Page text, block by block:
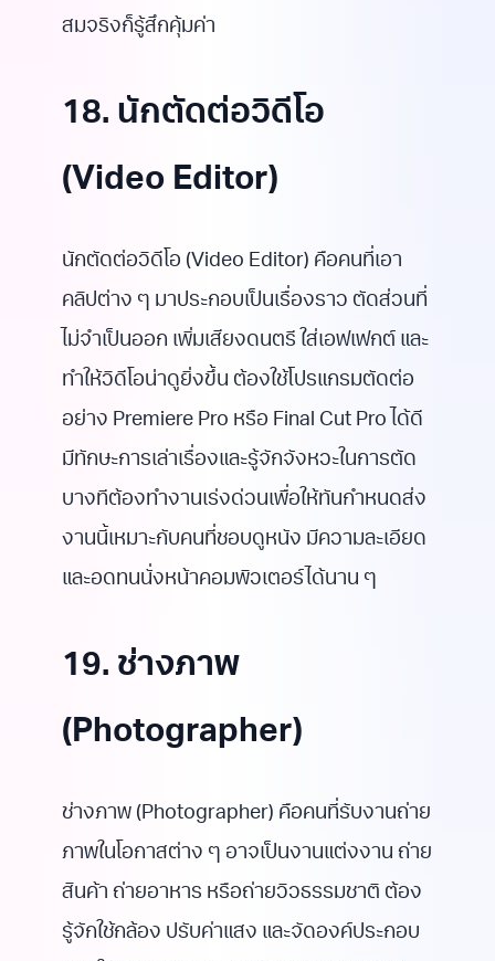
สมจริงก็รู้สึกคุ้มค่า
18. นักตัดต่อวิดีโอ
(Video Editor)
นักตัดต่อวิดีโอ (Video Editor) คือคนที่เอา
คลิปต่าง ๆ มาประกอบเป็นเรื่องราว ตัดส่วนที่
ไม่จำเป็นออก เพิ่มเสียงดนตรี ใส่เอฟเฟกต์ และ
ทำให้วิดีโอน่าดูยิ่งขึ้น ต้องใช้โปรแกรมตัดต่อ
อย่าง Premiere Pro หรือ Final Cut Pro ได้ดี
มีทักษะการเล่าเรื่องและรู้จักจังหวะในการตัด
บางทีต้องทำงานเร่งด่วนเพื่อให้ทันกำหนดส่ง
งานนี้เหมาะกับคนที่ชอบดูหนัง มีความละเอียด
และอดทนนั่งหน้าคอมพิวเตอร์ได้นาน ๆ
19. ช่างภาพ
(Photographer)
ช่างภาพ (Photographer) คือคนที่รับงานถ่าย
ภาพในโอกาสต่าง ๆ อาจเป็นงานแต่งงาน ถ่าย
สินค้า ถ่ายอาหาร หรือถ่ายวิวธรรมชาติ ต้อง
รู้จักใช้กล้อง ปรับค่าแสง และจัดองค์ประกอบ